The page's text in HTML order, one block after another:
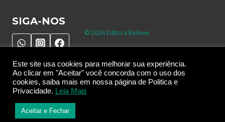
SIGA-NOS
© 2026 Editora Believe
Desenvolvido porTenha Clien tes
Cookies, termos de política e privacidade
Este site usa cookies para melhorar sua experiência.
Ao clicar em "Aceitar" você concorda com o uso dos
cookies, saiba mais em nossa página de Politica e
Privacidade.
Leia Mais
Aceitar e Fechar